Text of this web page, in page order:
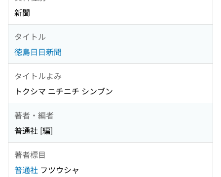
新聞
タイトル
徳島日日新聞
タイトルよみ
トクシマ ニチニチ シンブン
著者・編者
普通社 [編]
著者標目
普通社 フツウシャ